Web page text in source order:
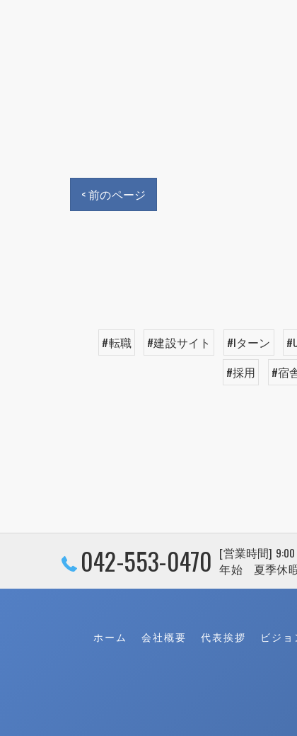
< 前のページ
#転職 #建設サイト #Iターン
#採用
#宿
042-553-0470 [営業時間]
年始 夏季休
ホーム 会社概要 代表挨拶 ビジョ